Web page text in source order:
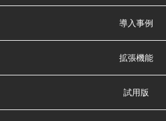
導入事例
拡張機能
試用版